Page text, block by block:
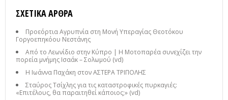
ΣΧΕΤΙΚΆ ΆΡΘΡΑ
Προεόρτια Αγρυπνία στη Μονή Υπεραγίας Θεοτόκου
Γοργοεπηκόου Νεστάνης
Από το Λεωνίδιο στην Κύπρο | Η Μοτοπαρέα συνεχίζει την
πορεία μνήμης Ισαάκ – Σολωμού (vd)
Η Ιωάννα Παχάκη στον ΑΣΤΕΡΑ ΤΡΙΠΟΛΗΣ
Σταύρος Τσίχλης για τις καταστροφικές πυρκαγιές:
«Επιτέλους, θα παραιτηθεί κάποιος;» (vd)